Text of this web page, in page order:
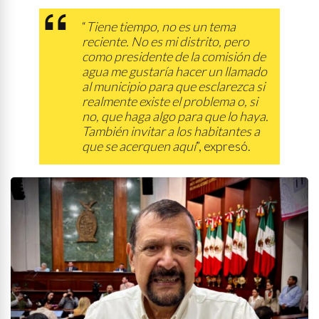
“Tiene tiempo, no es un tema
reciente. No es mi distrito, pero
como presidente de la comisión de
agua me gustaría hacer un llamado
al municipio para que esclarezca si
realmente existe el problema o, si
no, que haga algo para que lo haya.
También invitar a los habitantes a
que se acerquen aquí”, expresó.